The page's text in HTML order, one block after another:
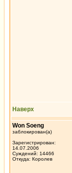
Наверх
Won Soeng
заблокирован(а)
Зарегистрирован:
14.07.2006
Суждений: 14466
Откуда: Королев